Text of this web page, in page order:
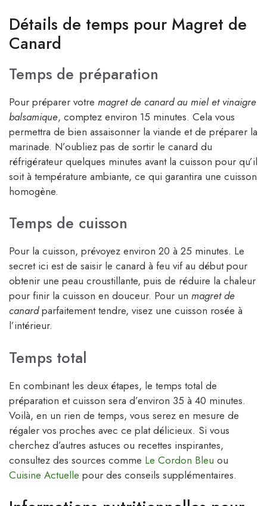
Détails de temps pour Magret de
Canard
Temps de préparation
Pour préparer votre magret de canard au miel et vinaigre
balsamique, comptez environ 15 minutes. Cela vous
permettra de bien assaisonner la viande et de préparer la
marinade. N’oubliez pas de sortir le canard du
réfrigérateur quelques minutes avant la cuisson pour qu’il
soit à température ambiante, ce qui garantira une cuisson
homogène.
Temps de cuisson
Pour la cuisson, prévoyez environ 20 à 25 minutes. Le
secret ici est de saisir le canard à feu vif au début pour
obtenir une peau croustillante, puis de réduire la chaleur
pour finir la cuisson en douceur. Pour un magret de
canardparfaitement tendre, visez une cuisson rosée à
l’intérieur.
Temps total
En combinant les deux étapes, le temps total de
préparation et cuisson sera d’environ 35 à 40 minutes.
Voilà, en un rien de temps, vous serez en mesure de
régaler vos proches avec ce plat délicieux. Si vous
cherchez d’autres astuces ou recettes inspirantes,
consultez des sources comme Le Cordon Bleu ou
Cuisine Actuelle pour des conseils supplémentaires.